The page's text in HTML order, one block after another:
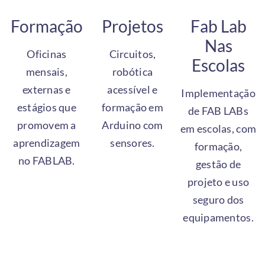
Formação
Oficinas
mensais,
externas e
estágios que
promovem a
aprendizagem
no FABLAB.
Projetos
Circuitos,
robótica
acessível e
formação em
Arduino com
sensores.
Fab Lab
Nas
Escolas
Implementação
de FAB LABs
em escolas, com
formação,
gestão de
projeto e uso
seguro dos
equipamentos.